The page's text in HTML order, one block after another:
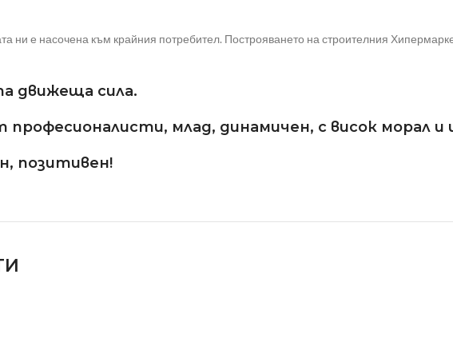
ни е насочена към крайния потребител. Построяването на строителния
движеща сила.
млад, динамичен, с висок морал и
позитивен!